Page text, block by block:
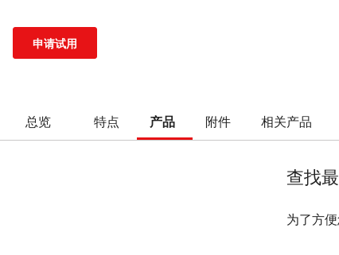
申请试用
总览 特点 产品 附件 相关产品
查找
为了方